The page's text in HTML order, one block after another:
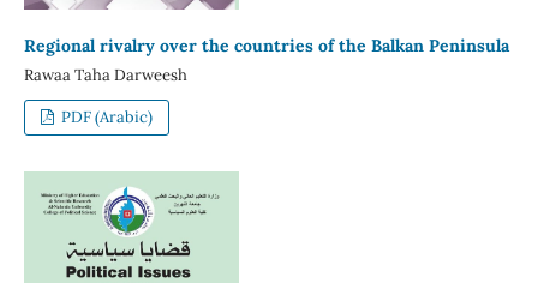
Regional rivalry over the countries of the Balkan Peninsula
Rawaa Taha Darweesh
PDF (Arabic)